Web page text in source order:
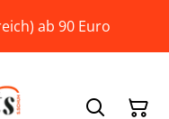
ab 90 Euro